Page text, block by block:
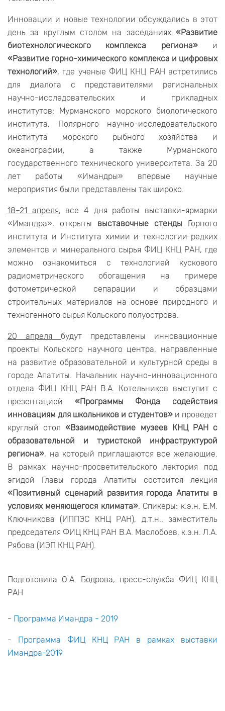
Инновации и новые технологии обсуждались в этот
день за круглым столом на заседаниях «Развитие
биотехнологического комплекса региона»и
«Развитие горно-химического комплекса и цифровых
технологий», где ученые ФИЦ КНЦ РАН встретились
для диалога с представителями региональных
научно-исследовательских и прикладных
институтов: Мурманского морского биологического
института, Полярного научно-исследовательского
института морского рыбного хозяйства и
океанографии, а также Мурманского
государственного технического университета. За 20
лет работы «Имандры» впервые научные
мероприятия были представлены так широко.
18–21 апреля, все 4 дня работы выставки-ярмарки
«Имандра», открыты выставочные стенды Горного
института и Института химии и технологии редких
элементов и минерального сырья ФИЦ КНЦ РАН, где
можно ознакомиться с технологией кускового
радиометрического обогащения на примере
фотометрической сепарации и образцами
строительных материалов на основе природного и
техногенного сырья Кольского полуострова.
20 апреля будут представлены инновационные
проекты Кольского научного центра, направленные
на развитие образовательной и культурной среды в
городе Апатиты. Начальник научно-инновационного
отдела ФИЦ КНЦ РАН В.А. Котельников выступит с
презентацией «Программы Фонда содействия
инновациям для школьников и студентов» и проведет
круглый стол«Взаимодействие музеев КНЦ РАН с
образовательной и туристской инфраструктурой
региона», на который приглашаются все желающие.
В рамках научно-просветительского лектория под
эгидой Главы города Апатиты состоится лекция
«Позитивный сценарий развития города Апатиты в
условиях меняющегося климата». Спикеры: к.э.н. Е.М.
Ключникова (ИППЭС КНЦ РАН), д.т.н., заместитель
председателя ФИЦ КНЦ РАН В.А. Маслобоев, к.э.н. Л.А.
Рябова (ИЭП КНЦ РАН).
Подготовила О.А. Бодрова, пресс-служба ФИЦ КНЦ
РАН
- Программа Имандра - 2019
-
Программа ФИЦ КНЦ РАН в рамках выставки
Имандра-2019